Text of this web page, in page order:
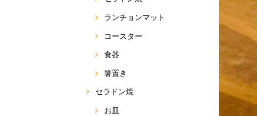
ランチョンマット
コースター
食器
箸置き
セラドン焼
お皿